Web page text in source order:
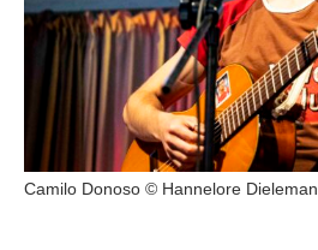
Camilo Donoso © Hannelore Dieleman